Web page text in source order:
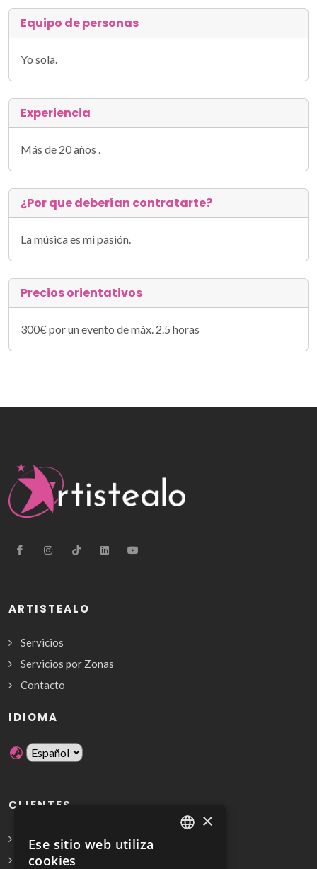
Equipo de personas
Yo sola.
Experiencia
Más de 20 años .
¿Por que deberían contratarte?
La música es mi pasión.
Precios orientativos
300€ por un evento de máx. 2.5 horas
ARTISTEALO
Servicios
Servicios por Zonas
Contacto
IDIOMA
CLIENTES
Solicita Presupuesto Gratis
Preguntas frecuentes
×
Ese sitio web utiliza
cookies